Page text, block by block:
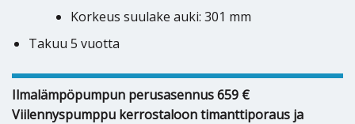
Korkeus suulake auki: 301 mm
Takuu 5 vuotta
Ilmalämpöpumpun perusasennus 659 €
Viilennyspumppu kerrostaloon timanttiporaus ja